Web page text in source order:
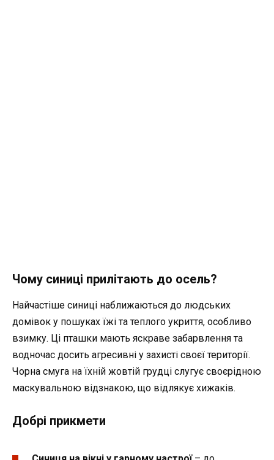
Чому синиці прилітають до осель?
Найчастіше синиці наближаються до людських
домівок у пошуках їжі та теплого укриття, особливо
взимку. Ці пташки мають яскраве забарвлення та
водночас досить агресивні у захисті своєї території.
Чорна смуга на їхній жовтій грудці слугує своєрідною
маскувальною відзнакою, що відлякує хижаків.
Добрі прикмети